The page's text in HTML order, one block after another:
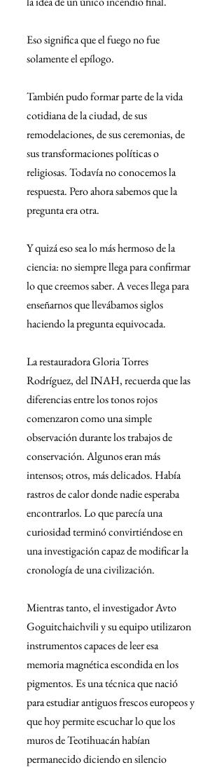
Eso significa que el fuego no fue
solamente el epílogo.
También pudo formar parte de la vida
cotidiana de la ciudad, de sus
remodelaciones, de sus ceremonias, de
sus transformaciones políticas o
religiosas. Todavía no conocemos la
respuesta. Pero ahora sabemos que la
pregunta era otra.
Y quizá eso sea lo más hermoso de la
ciencia: no siempre llega para confirmar
lo que creemos saber. A veces llega para
enseñarnos que llevábamos siglos
haciendo la pregunta equivocada.
La restauradora Gloria Torres
Rodríguez, del INAH, recuerda que las
diferencias entre los tonos rojos
comenzaron como una simple
observación durante los trabajos de
conservación. Algunos eran más
intensos; otros, más delicados. Había
rastros de calor donde nadie esperaba
encontrarlos. Lo que parecía una
curiosidad terminó convirtiéndose en
una investigación capaz de modificar la
cronología de una civilización.
Mientras tanto, el investigador Avto
Goguitchaichvili y su equipo utilizaron
instrumentos capaces de leer esa
memoria magnética escondida en los
pigmentos. Es una técnica que nació
para estudiar antiguos frescos europeos y
que hoy permite escuchar lo que los
muros de Teotihuacán habían
permanecido diciendo en silencio